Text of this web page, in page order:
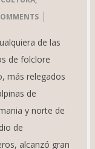
de las
de folclore
más relegados
de
y norte de
de
alcanzó gran